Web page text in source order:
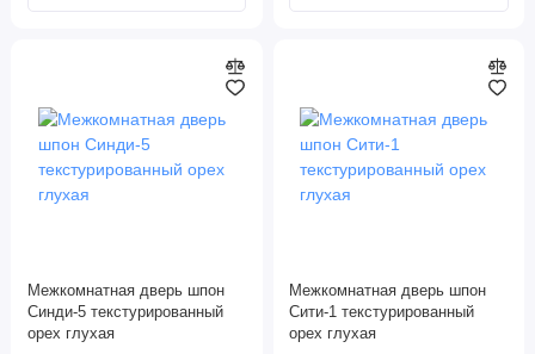
Межкомнатная дверь шпон
Синди-5 текстурированный
орех глухая
Межкомнатная дверь шпон
Сити-1 текстурированный
орех глухая